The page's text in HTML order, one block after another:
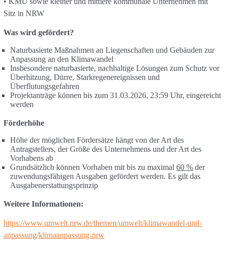
Sitz in NRW
Was wird gefördert?
Naturbasierte Maßnahmen an Liegenschaften und Gebäuden zur
Anpassung an den Klimawandel
Insbesondere naturbasierte, nachhaltige Lösungen zum Schutz vor
Überhitzung, Dürre, Starkregenereignissen und
Überflutungsgefahren
Projektanträge können bis zum 31.03.2026, 23:59 Uhr, eingereicht
werden
Förderhöhe
Höhe der möglichen Fördersätze hängt von der Art des
Antragstellers, der Größe des Unternehmens und der Art des
Vorhabens ab
Grundsätzlich können Vorhaben mit bis zu maximal60 % der
zuwendungsfähigen Ausgaben gefördert werden. Es gilt das
Ausgabenerstattungsprinzip
Weitere Informationen:
https://www.umwelt.nrw.de/themen/umwelt/klimawandel-und-
anpassung/klimaanpassung-nrw